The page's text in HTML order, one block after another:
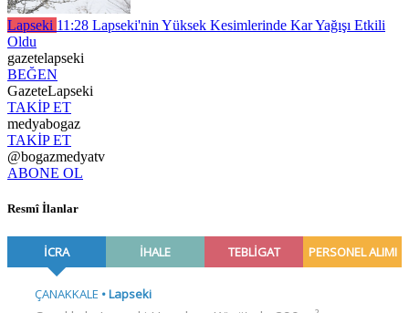
Lapseki 11:28 Lapseki'nin Yüksek Kesimlerinde Kar Yağışı Etkili
Oldu
gazetelapseki
BEĞEN
GazeteLapseki
TAKİP ET
medyabogaz
TAKİP ET
@bogazmedyatv
ABONE OL
Resmî İlanlar